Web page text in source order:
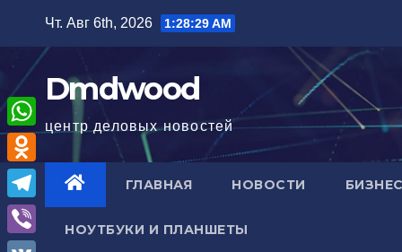
содержимому
Чт. Авг 6th, 2026 1:28:31 AM
Dmdwood
центр деловых новостей
ГЛАВНАЯ НОВОСТИ
НОУТБУКИ И ПЛАНШЕТЫ
W
h
a
O
d
n
T
e
V